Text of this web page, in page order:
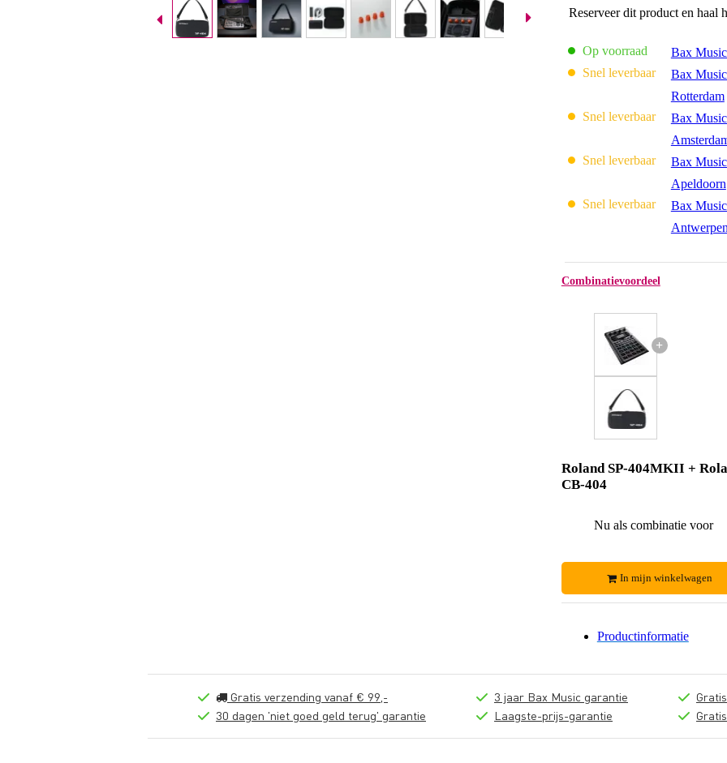
Reserveer dit product en haal
Op voorraad Bax
Snel leverbaar
Bax
Rotterdam
Snel leverbaar
Bax
Snel leverbaar
Bax
Apeldoorn
Snel leverbaar
Bax
Antwerpen
Combinatievoordeel
+
Roland SP-404MKII +
CB-404
Nu als combinatie voor
In mijn winkelwagen
Productinformatie
Gratis verzending vanaf € 99,-
30 dagen 'niet goed geld terug' garantie
3 jaar Bax Music garantie
Laagste-prijs-garantie